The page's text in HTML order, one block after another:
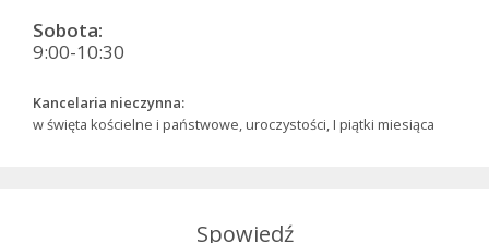
Sobota:
9:00-10:30
Kancelaria nieczynna:
w święta kościelne i państwowe, uroczystości, I piątki miesiąca
Spowiedź